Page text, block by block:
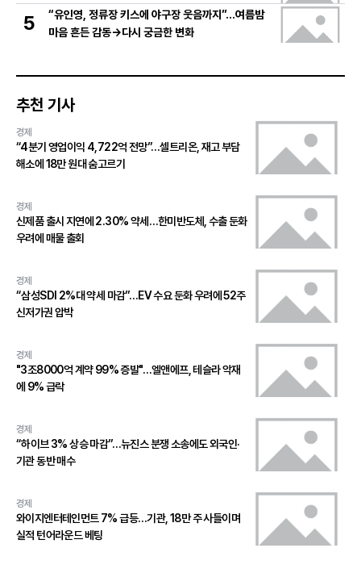
5
“유인영, 정류장 키스에 야구장 웃음까지”…여름밤
마음 흔든 감동→다시 궁금한 변화
추천 기사
경제
“4분기 영업이익 4,722억 전망”…셀트리온, 재고 부담
해소에 18만 원대 숨고르기
경제
신제품 출시 지연에 2.30% 약세…한미반도체, 수출 둔화
우려에 매물 출회
경제
“삼성SDI 2%대 약세 마감”…EV 수요 둔화 우려에 52주
신저가권 압박
경제
"3조8000억 계약 99% 증발"…엘앤에프, 테슬라 악재
에 9% 급락
경제
“하이브 3% 상승 마감”…뉴진스 분쟁 소송에도 외국인·
기관 동반 매수
경제
와이지엔터테인먼트 7% 급등…기관, 18만 주 사들이며
실적 턴어라운드 베팅